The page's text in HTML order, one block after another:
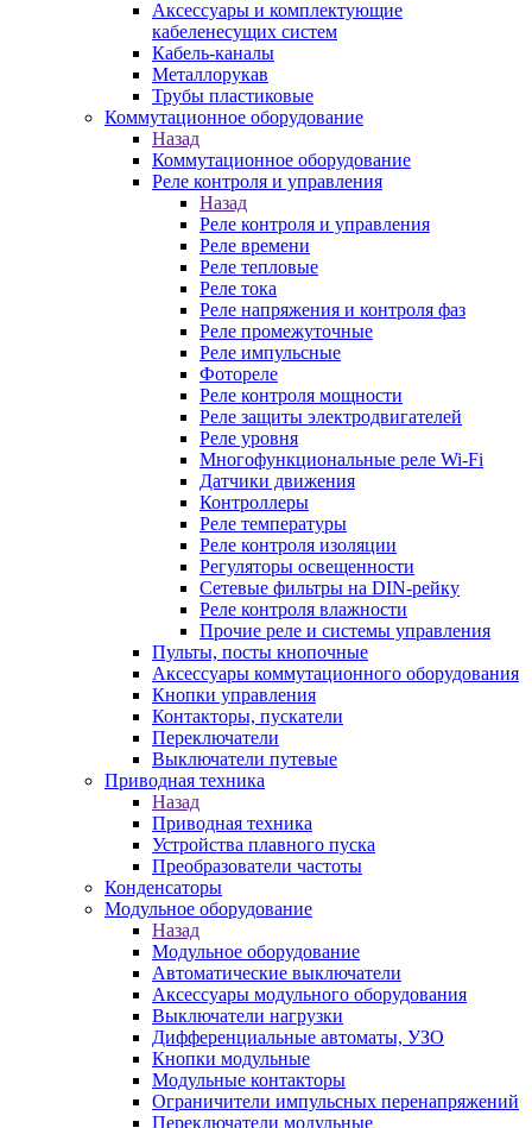
Аксессуары и комплектующие
кабеленесущих систем
Кабель-каналы
Металлорукав
Трубы пластиковые
Коммутационное оборудование
Назад
Коммутационное оборудование
Реле контроля и управления
Назад
Реле контроля и управления
Реле времени
Реле тепловые
Реле тока
Реле напряжения и контроля фаз
Реле промежуточные
Реле импульсные
Фотореле
Реле контроля мощности
Реле защиты электродвигателей
Реле уровня
Многофункциональные реле Wi-Fi
Датчики движения
Контроллеры
Реле температуры
Реле контроля изоляции
Регуляторы освещенности
Сетевые фильтры на DIN-рейку
Реле контроля влажности
Прочие реле и системы управления
Пульты, посты кнопочные
Аксессуары коммутационного оборудования
Кнопки управления
Контакторы, пускатели
Переключатели
Выключатели путевые
Приводная техника
Назад
Приводная техника
Устройства плавного пуска
Преобразователи частоты
Конденсаторы
Модульное оборудование
Назад
Модульное оборудование
Автоматические выключатели
Аксессуары модульного оборудования
Выключатели нагрузки
Дифференциальные автоматы, УЗО
Кнопки модульные
Модульные контакторы
Ограничители импульсных перенапряжений
Переключатели модульные